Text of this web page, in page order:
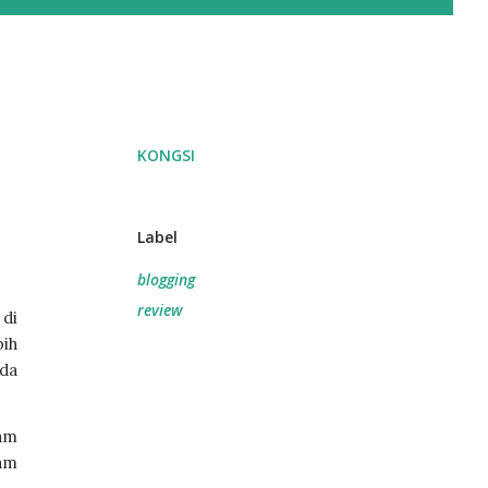
di
KONGSI
Label
blogging
review